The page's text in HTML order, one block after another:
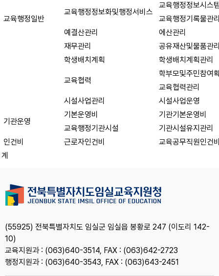
교육행정일반
교육행정정보화및행정서비스
교육행정정보시스
교육행정기록물관
예결산관리
에산관리
재무관리
공유재산및물품관
학생배치계획
학생배치계획관리
교육협력
학부모및주민참여
교육협력관리
시설사업관리
시설사업운영
기관운영
기본운영비
기관기본운영비
교육행정기관시설
기관시설유지관리
인건비
근로자인건비
교육공무직원인건
계
(55925) 전북특별자치도 임실군 임실읍 봉황로 247 (이도리 142-
10)
교육지원과 : (063)640-3514, FAX : (063)642-2723
행정지원과 : (063)640-3543, FAX : (063)643-2451